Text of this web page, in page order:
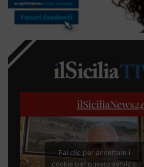
ilSiciliaNews24
Fai clic per accettare i
cookie per questo servizio